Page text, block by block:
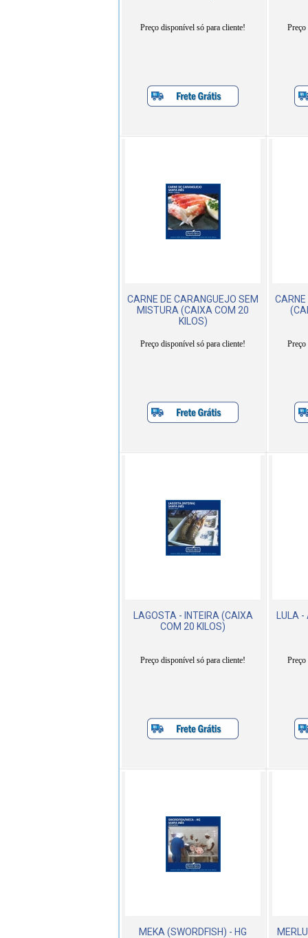
Preço disponível só para cliente!
CARNE DE CARANGUEJO SEM
MISTURA (CAIXA COM 20
KILOS)
Preço disponível só para cliente!
LAGOSTA - INTEIRA (CAIXA
COM 20 KILOS)
Preço disponível só para cliente!
LULA
MEKA (SWORDFISH) - HG